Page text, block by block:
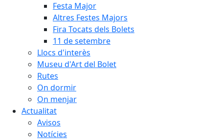
Festa Major
Altres Festes Majors
Fira Tocats dels Bolets
11 de setembre
Llocs d'interès
Museu d'Art del Bolet
Rutes
On dormir
On menjar
Actualitat
Avisos
Notícies